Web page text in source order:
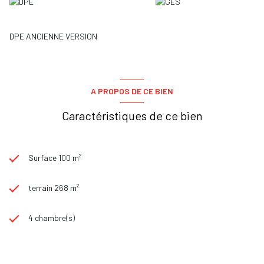
DPE ANCIENNE VERSION
A PROPOS DE CE BIEN
Caractéristiques de ce bien
Surface 100 m²
terrain 268 m²
4 chambre(s)